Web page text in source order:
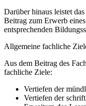
Darüber hinaus leistet
Beitrag zum Erwerb
entsprechenden
Allgemeine fachliche
Aus dem Beitrag des
fachliche Ziele:
Vertiefen der
Vertiefen der